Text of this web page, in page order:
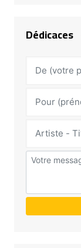
Dédicaces